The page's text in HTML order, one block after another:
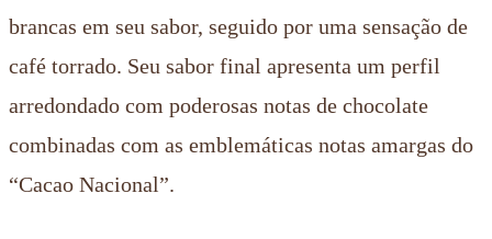
brancas em seu sabor, seguido por uma sensação de
café torrado. Seu sabor final apresenta um perfil
arredondado com poderosas notas de chocolate
combinadas com as emblemáticas notas amargas do
“Cacao Nacional”.